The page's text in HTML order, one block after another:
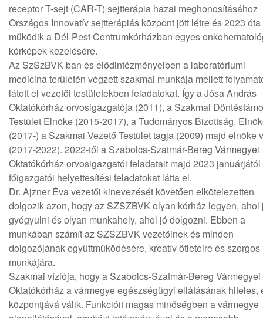
receptor T-sejt (CAR-T) sejtterápia hazai meghonosításához
Országos Innovatív sejtterápiás központ jött létre és 2023 óta
működik a Dél-Pest Centrumkórházban egyes
kórképek kezelésére.
Az SzSzBVK-ban és elődintézményeiben a laboratóriumi
medicina területén végzett szakmai munkája mellett
látott el vezetői testületekben feladatokat. Így a Jósa András
Oktatókórház orvosigazgatója (2011), a Szakmai
Testület Elnöke (2015-2017), a Tudományos Bizottság,
(2017-) a Szakmai Vezető Testület tagja (2009) majd elnöke
(2017-2022). 2022-től a Szabolcs-Szatmár-Bereg Vármegyei
Oktatókórház orvosigazgatói feladatait majd 2023 januárjától
főigazgatói helyettesítési feladatokat látta el.
Dr. Ajzner Éva vezetői kinevezését követően elkötelezetten
dolgozik azon, hogy az SZSZBVK olyan kórház legyen, ahol
gyógyulni és olyan munkahely, ahol jó dolgozni. Ebben a
munkában számít az SZSZBVK vezetőinek és minden
dolgozójának együttműködésére, kreatív ötleteire és szorgos
munkájára.
Szakmai víziója, hogy a Szabolcs-Szatmár-Bereg Vármegyei
Oktatókórház a vármegye egészségügyi ellátásának hiteles,
központjává válik. Funkcióit magas minőségben a vármegye